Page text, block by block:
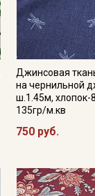
Джинсовая
на чернильной
ш.1.45м, хлопок-
135гр/м.кв
750 руб.